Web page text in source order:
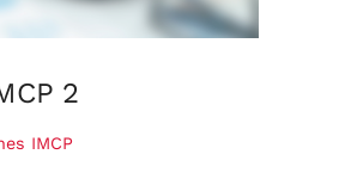
2
IMCP